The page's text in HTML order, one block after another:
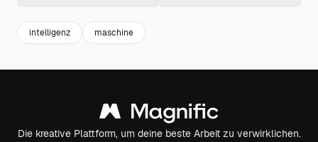
intelligenz maschine
Die kreative Plattform, um deine beste Arbeit zu verwirklichen.